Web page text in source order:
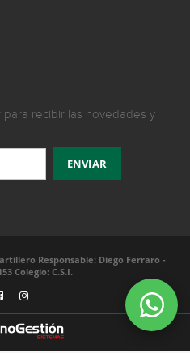
recibir las novedades y
Responsable: Diego Ferraro -
Colegio: C.S.I.